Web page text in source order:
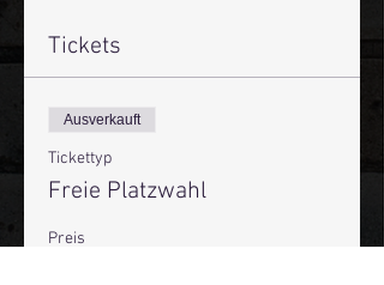
Tickets
Ausverkauft
Tickettyp
Freie Platzwahl
Preis